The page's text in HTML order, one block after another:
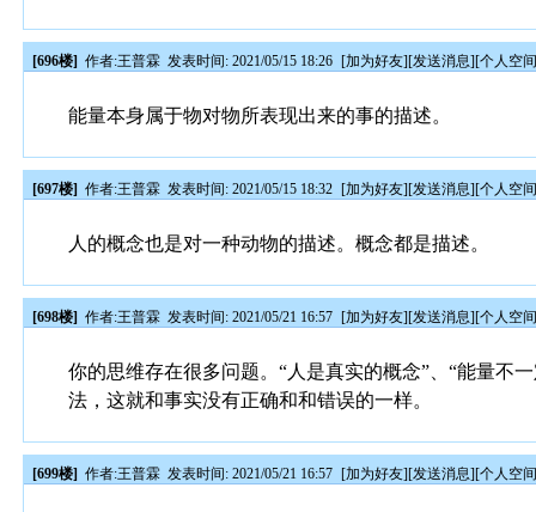
[696楼] 作者:王普霖 发表时间: 2021/05/15 18:26 [加为好友][发送消息][个人空
能量本身属于物对物所表现出来的事的描述。
[697楼] 作者:王普霖 发表时间: 2021/05/15 18:32 [加为好友][发送消息][个人空
人的概念也是对一种动物的描述。概念都是描述。
[698楼] 作者:王普霖 发表时间: 2021/05/21 16:57 [加为好友][发送消息][个人空
你的思维存在很多问题。“人是真实的概念”、“能量不
法，这就和事实没有正确和和错误的一样。
[699楼] 作者:王普霖 发表时间: 2021/05/21 16:57 [加为好友][发送消息][个人空